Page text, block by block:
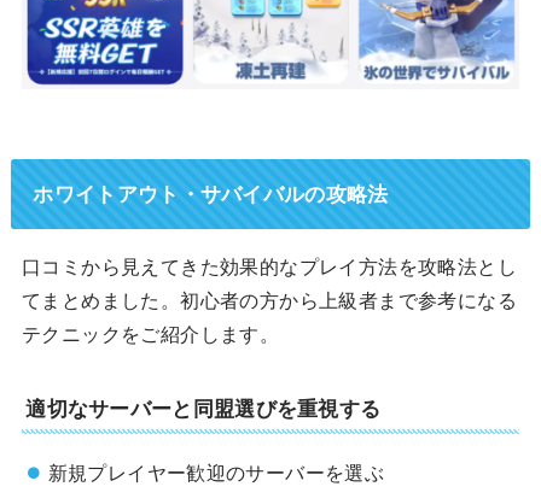
ホワイトアウト・サバイバルの攻略法
口コミから見えてきた効果的なプレイ方法を攻略法とし
てまとめました。初心者の方から上級者まで参考になる
テクニックをご紹介します。
適切なサーバーと同盟選びを重視する
新規プレイヤー歓迎のサーバーを選ぶ